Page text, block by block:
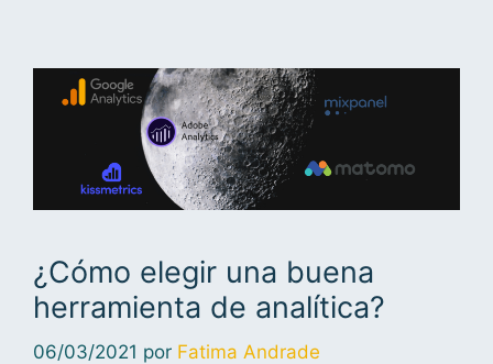
¿Cómo elegir una buena
herramienta de analítica?
06/03/2021 por Fatima Andrade